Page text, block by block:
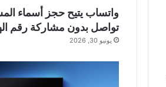
واتساب يتيح حجز أسماء
تواصل بدون مشاركة رقم
يونيو 30, 2026